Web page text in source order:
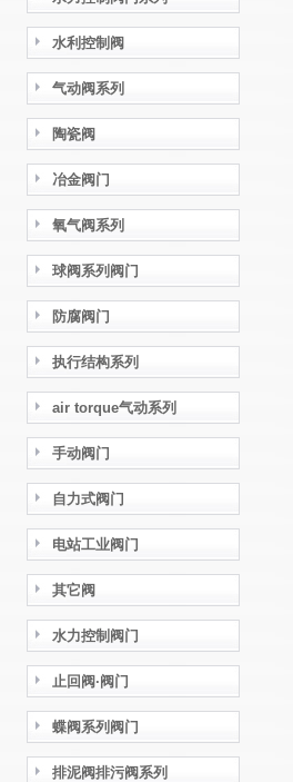
水利控制阀
气动阀系列
陶瓷阀
冶金阀门
氧气阀系列
球阀系列阀门
防腐阀门
执行结构系列
air torque气动系列
手动阀门
自力式阀门
电站工业阀门
其它阀
水力控制阀门
止回阀·阀门
蝶阀系列阀门
排泥阀排污阀系列